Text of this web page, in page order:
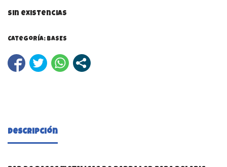
Sin existencias
Categoría: BASES
Descripción